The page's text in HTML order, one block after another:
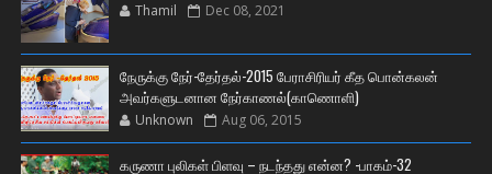
Thamil Dec 08, 2021
நேருக்கு நேர்-தேர்தல்-2015 பேராசிரியர் கீத பொன்கலன்
அவர்களுடனான நேர்காணல்(காணொளி)
Unknown Aug 06, 2015
கருணா புலிகள் பிளவு – நடந்தது என்ன? -பாகம்-32